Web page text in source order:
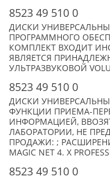
8523 49 510 0
ДИСКИ
ПРОГРАММНОГО
КОМПЛЕКТ ВХОДИТ
ЯВЛЯЕТСЯ
УЛЬТРАЗВУКОВОЙ
8523 49 510 0
ДИСКИ
ФУНКЦИИ ПРИЕМА-
ИНФОРМАЦИЕЙ,
ЛАБОРАТОРИИ, НЕ
ПРОДАЖИ: ;
MAGIC NET 4. X
8523 49 510 0